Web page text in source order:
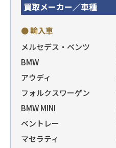
買取メーカー／車種
● 輸入車
メルセデス・ベンツ
BMW
アウディ
フォルクスワーゲン
BMW MINI
ベントレー
マセラティ